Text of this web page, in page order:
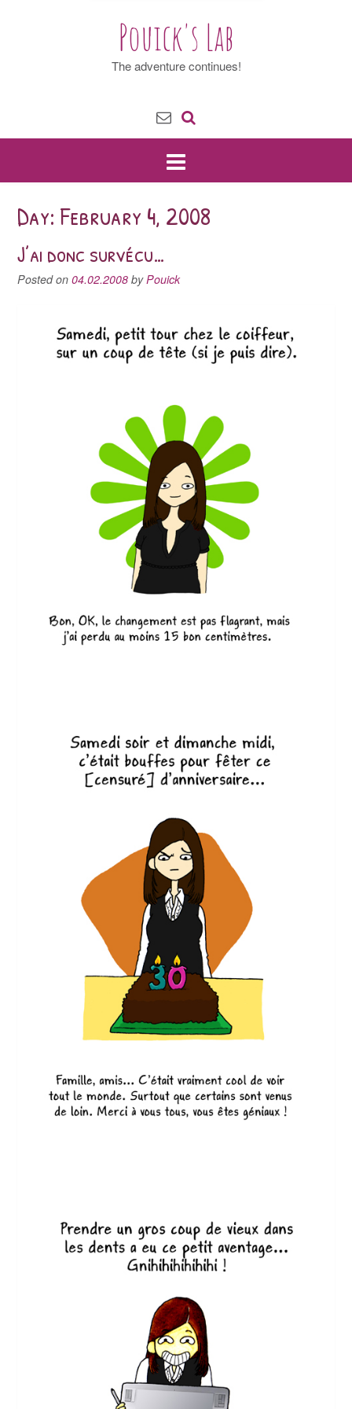
Pouick's Lab
The adventure continues!
Day: February 4, 2008
J’ai donc survécu…
Posted on 04.02.2008 byPouick